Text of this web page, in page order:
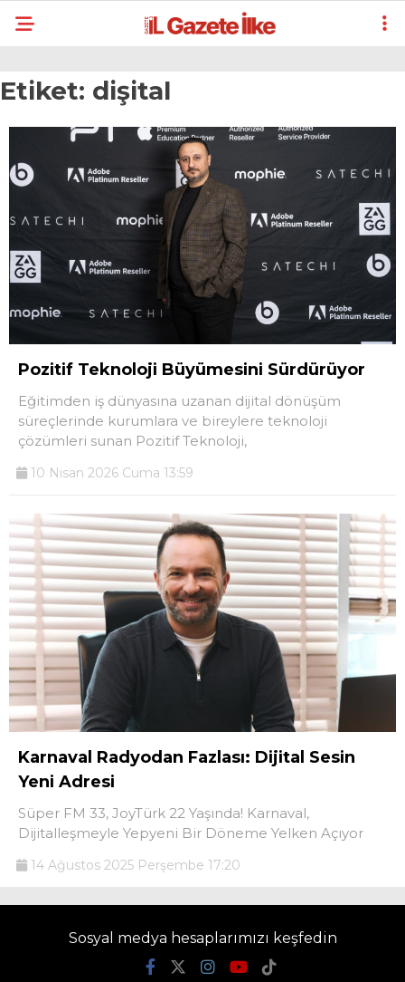
Etiket: dişital
Pozitif Teknoloji Büyümesini Sürdürüyor
Eğitimden iş dünyasına uzanan dijital dönüşüm
süreçlerinde kurumlara ve bireylere teknoloji
çözümleri sunan Pozitif Teknoloji,
10 Nisan 2026 Cuma 13:59
Karnaval Radyodan Fazlası: Dijital Sesin
Yeni Adresi
Süper FM 33, JoyTürk 22 Yaşında! Karnaval,
Dijitalleşmeyle Yepyeni Bir Döneme Yelken Açıyor
14 Ağustos 2025 Perşembe 17:20
Sosyal medya hesaplarımızı keşfedin